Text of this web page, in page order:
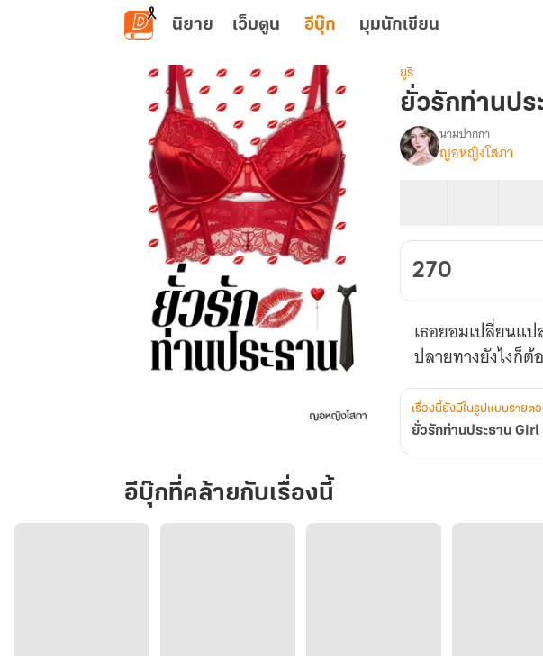
ข้ามไปยังเนื้อหาหลัก
นิยาย เว็บตูน อีบุ๊ก มุมนักเขียน
ท่าน
ประธาน
Girl
ยูริ
ยั่วรักท่านป
เรื่อง
ยั่ว
Girl
love/Yuri
นามปากกา
ญอหญิงโสภา
270
เธอยอมเปลี่ยนแ
ปลายทางยังไงก็ต้
เรื่องนี้ยังมีในรูปแบบรายต
ยั่วรักท่านประธาน
อีบุ๊กที่คล้ายกับเรื่องนี้